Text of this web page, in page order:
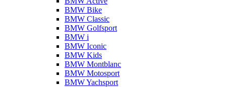
BMW Bike
BMW Classic
BMW Golfsport
BMW i
BMW Iconic
BMW Kids
BMW Montblanc
BMW Motosport
BMW Yachsport